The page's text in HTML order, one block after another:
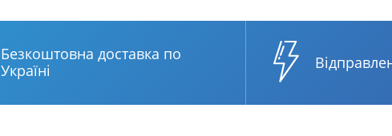
Безкоштовна доставка по
Україні